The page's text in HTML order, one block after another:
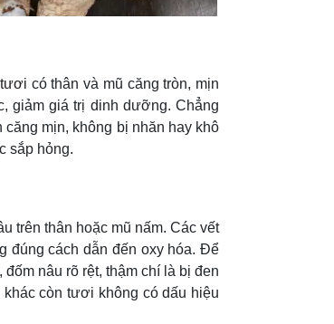
có thân và mũ căng tròn, mịn
giảm giá trị dinh dưỡng. Chẳng
mịn, không bị nhăn hay khô
sắp hỏng.
trên thân hoặc mũ nấm. Các vết
đúng cách dẫn đến oxy hóa. Để
nâu rõ rệt, thậm chí là bị đen
khác còn tươi không có dấu hiệu